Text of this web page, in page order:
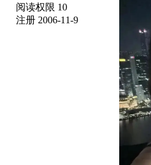
阅读权限 10
注册 2006-11-9